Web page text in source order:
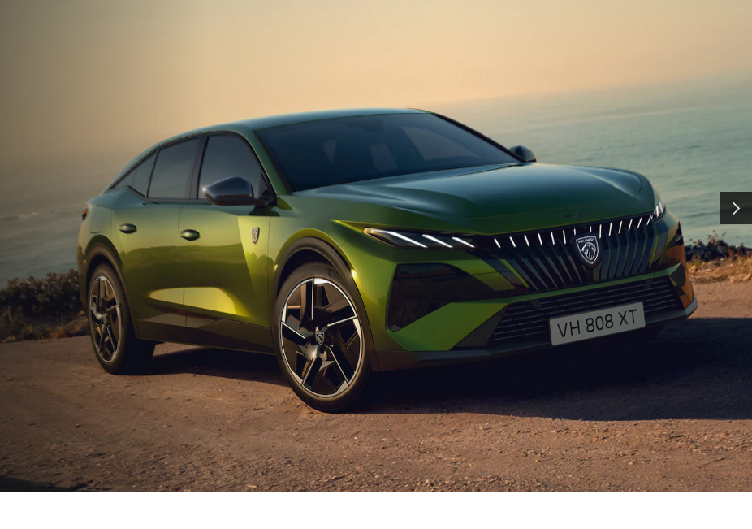
次へ
直感的なドライビング体験
身体とクルマが一体化する革新的なドライブ体験を。プジョ
ー独自設計のi-Cockpitによる直感的で対話するような操作感
覚と上質でしなやかな走りは、他では味わえないドライブフ
ィール“Emotion(エモーション) ＝ 情緒”を生みだします。
妥協のないクオリティ
プジョーのクオリティは、“Excellence(エクセレンス) ＝ 洗
練”を追求するエンジニアリングによって支えられています。
新しいデザインや電動化などの技術は、ハイパーカー
「9X8」の開発やWEC(世界耐久選手権)への参戦によって磨
かれています。